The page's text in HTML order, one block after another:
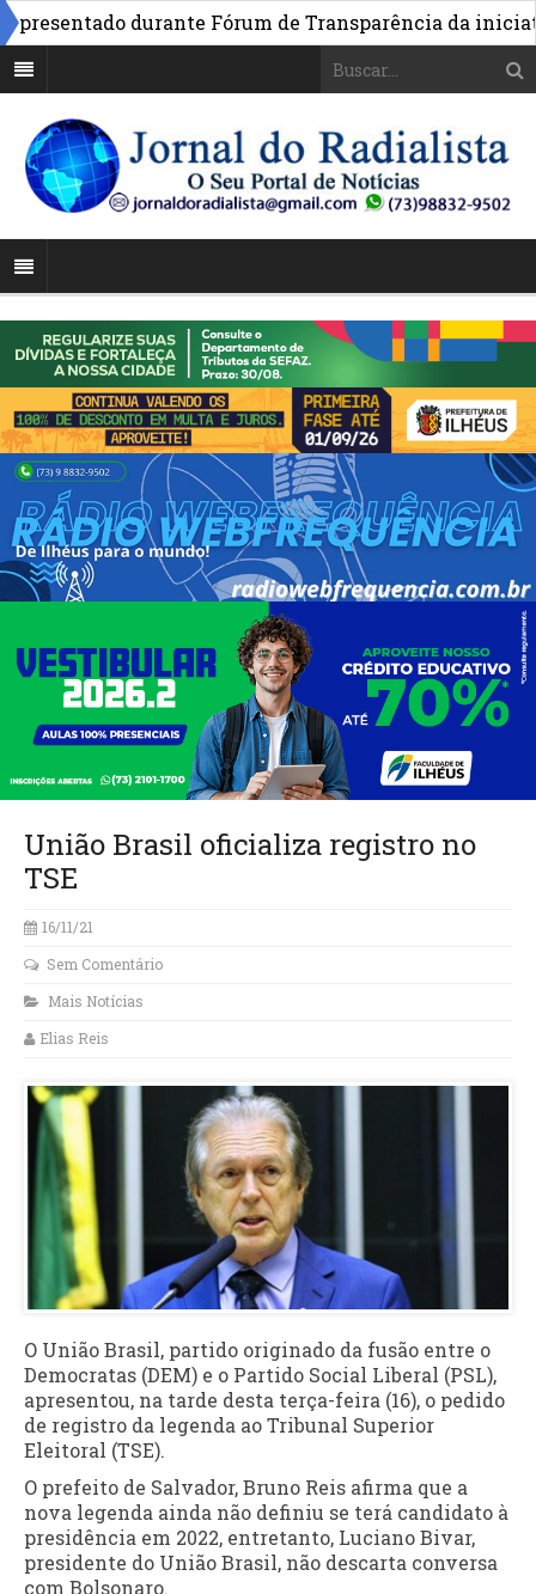
durante Fórum de Transparência da iniciativa
União Brasil oficializa registro no
TSE
16/11/21
Sem Comentário
Mais Notícias
Elias Reis
O União Brasil, partido originado da fusão entre o
Democratas (DEM) e o Partido Social Liberal (PSL),
apresentou, na tarde desta terça-feira (16), o pedido
de registro da legenda ao Tribunal Superior
Eleitoral (TSE).
O prefeito de Salvador, Bruno Reis afirma que a
nova legenda ainda não definiu se terá candidato à
presidência em 2022, entretanto, Luciano Bivar,
presidente do União Brasil, não descarta conversa
com Bolsonaro.